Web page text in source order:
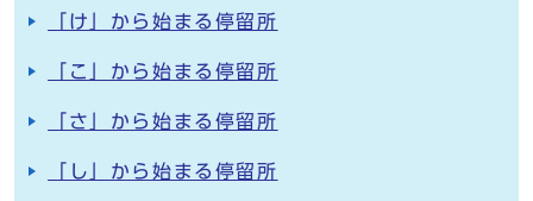
「け」から始まる停留所
「こ」から始まる停留所
「さ」から始まる停留所
「し」から始まる停留所